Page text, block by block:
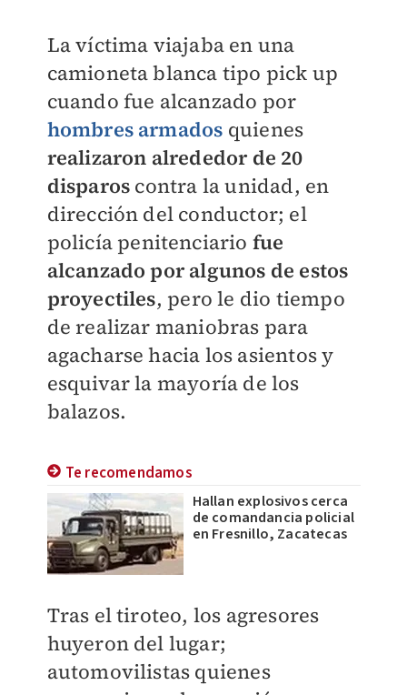
La víctima viajaba en una
camioneta blanca tipo pick up
cuando fue alcanzado por
hombres armados quienes
realizaron alrededor de 20
disparos contra la unidad, en
dirección del conductor; el
policía penitenciario fue
alcanzado por algunos de estos
proyectiles, pero le dio tiempo
de realizar maniobras para
agacharse hacia los asientos y
esquivar la mayoría de los
balazos.
Te recomendamos
Hallan explosivos cerca
de comandancia policial
en Fresnillo, Zacatecas
Tras el tiroteo, los agresores
huyeron del lugar;
automovilistas quienes